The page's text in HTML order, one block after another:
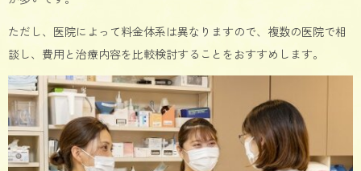
ただし、医院によって料金体系は異なりますので、複数の医院で相
談し、費用と治療内容を比較検討することをおすすめします。